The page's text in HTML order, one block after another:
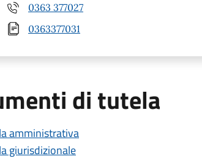
0363 377027
0363377031
di tutela
amministrativa
giurisdizionale